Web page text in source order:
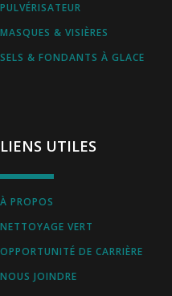
PULVÉRISATEUR
MASQUES & VISIÈRES
SELS & FONDANTS À GLACE
LIENS UTILES
À PROPOS
NETTOYAGE VERT
OPPORTUNITÉ DE CARRIÈRE
NOUS JOINDRE